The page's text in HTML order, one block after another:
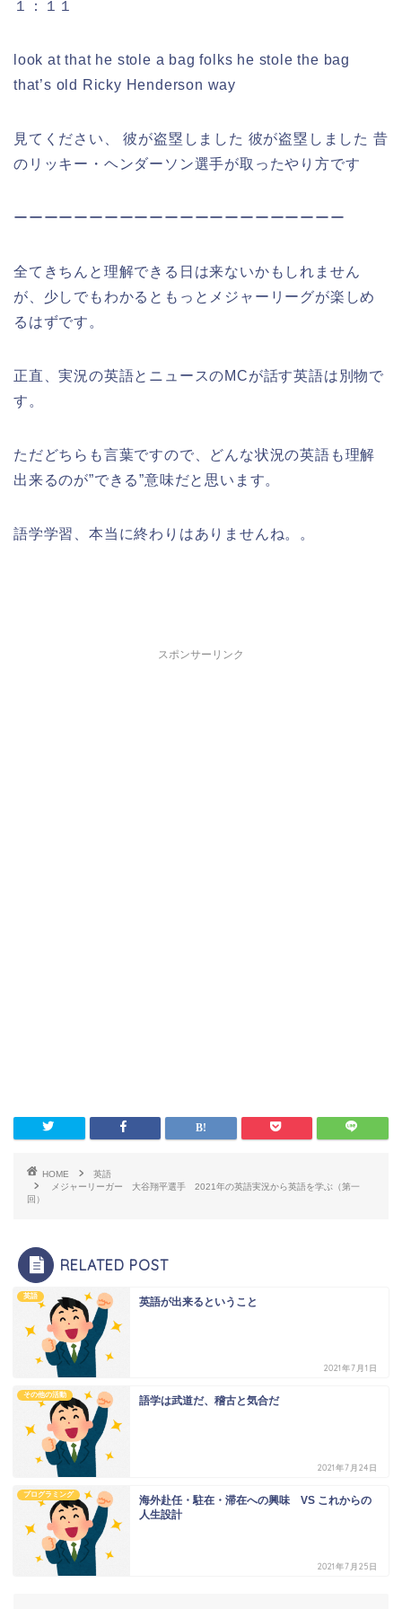
１：１１
look at that he stole a bag folks he stole the bag
that’s old Ricky Henderson way
見てください、 彼が盗塁しました 彼が盗塁しました 昔
のリッキー・ヘンダーソン選手が取ったやり方です
ーーーーーーーーーーーーーーーーーーーーーー
全てきちんと理解できる日は来ないかもしれません
が、少しでもわかるともっとメジャーリーグが楽しめ
るはずです。
正直、実況の英語とニュースのMCが話す英語は別物で
す。
ただどちらも言葉ですので、どんな状況の英語も理解
出来るのが”できる”意味だと思います。
語学学習、本当に終わりはありませんね。。
スポンサーリンク
HOME
英語
メジャーリーガー 大谷翔平選手 2021年の英語実況から英語を学ぶ（第一
回）
RELATED POST
英語 英語が出来るということ
2021年7月1日
その他の活動 語学は武道だ、稽古と気合だ
2021年7月24日
プログラミング
海外赴任・駐在・滞在への興味 VS これからの
人生設計
2021年7月25日